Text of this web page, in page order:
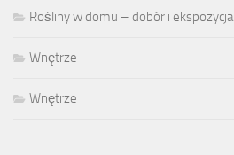
Rośliny w domu – dobór i ekspozycja
Wnętrze
Wnętrze